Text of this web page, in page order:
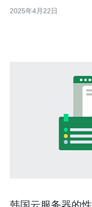
IDC是一家备受推崇的服务
2025年4月22日